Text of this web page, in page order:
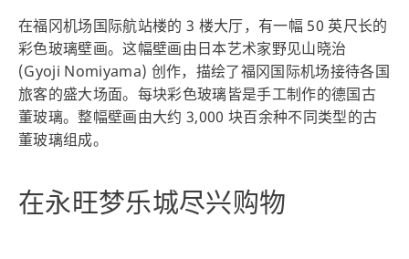
在福冈机场国际航站楼的 3 楼大厅，有一幅 50 英尺长的
彩色玻璃壁画。这幅壁画由日本艺术家野见山晓治
(Gyoji Nomiyama) 创作，描绘了福冈国际机场接待各国
旅客的盛大场面。每块彩色玻璃皆是手工制作的德国古
董玻璃。整幅壁画由大约 3,000 块百余种不同类型的古
董玻璃组成。
在永旺梦乐城尽兴购物